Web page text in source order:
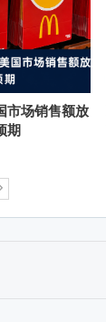
市场销售额放
期